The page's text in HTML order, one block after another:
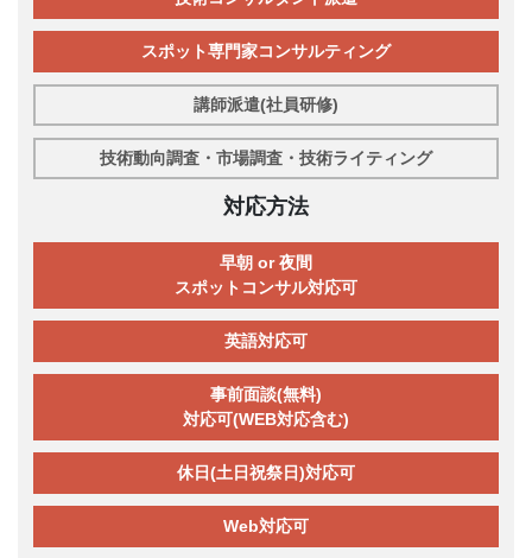
スポット専門家コンサルティング
講師派遣(社員研修)
技術動向調査・市場調査・技術ライティング
対応方法
早朝 or 夜間
スポットコンサル対応可
英語対応可
事前面談(無料)
対応可(WEB対応含む)
休日(土日祝祭日)対応可
Web対応可